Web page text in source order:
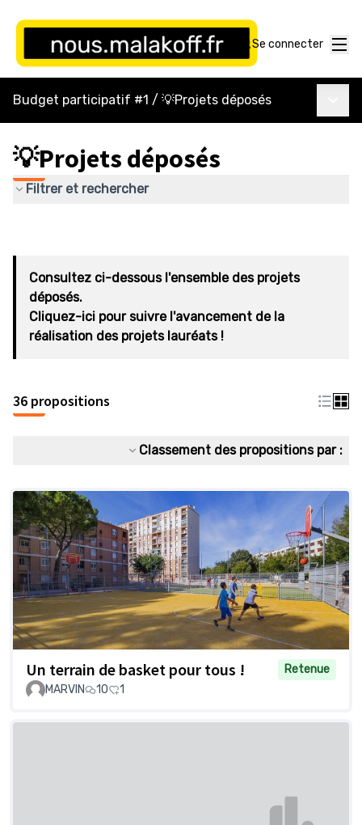
Se connecter
Budget participatif #1 / 💡Projets déposés
💡Projets déposés
Filtrer et rechercher
Consultez ci-dessous l'ensemble des projets
déposés.
Cliquez-ici pour suivre l'avancement de la
réalisation des projets lauréats !
36 propositions
Classement des propositions par :
Un terrain de basket pour tous !
Retenue
MARVIN
10 1